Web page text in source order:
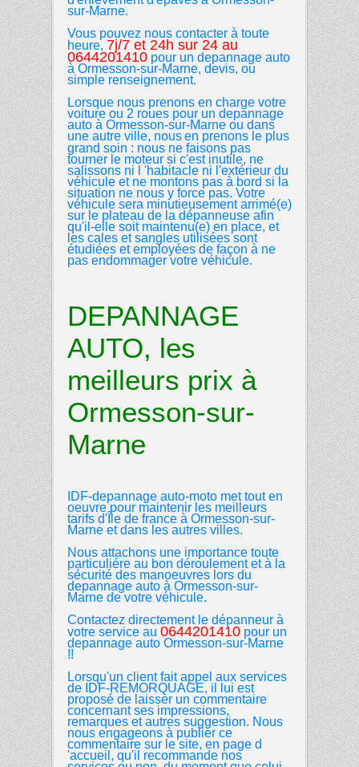
sur-Marne.
Vous pouvez nous contacter à toute
heure, 7j/7 et 24h sur 24 au
0644201410 pour un depannage auto
à Ormesson-sur-Marne, devis, ou
simple renseignement.
Lorsque nous prenons en charge votre
voiture ou 2 roues pour un depannage
auto à Ormesson-sur-Marne ou dans
une autre ville, nousen prenons le plus
grand soin : nous ne faisons pas
tourner le moteur si c'est inutile, ne
salissons ni l 'habitacle ni l'extérieur du
véhicule et ne montons pas à bord si la
situation ne nous y force pas. Votre
véhicule sera minutieusement arrimé(e)
sur le plateau de la dépanneuse afin
qu'il-elle soit maintenu(e) en place, et
les cales et sangles utilisées sont
étudiées et employées de façon à ne
pas endommager votre véhicule.
DEPANNAGE
AUTO, les
meilleurs prix à
Ormesson-sur-
Marne
IDF-depannage auto-moto met tout en
oeuvre pour maintenir les meilleurs
tarifs d'Île de france à Ormesson-sur-
Marne et dans les autres villes.
Nous attachons une importance toute
particuliére au bon déroulement et à la
sécurité des manoeuvres lors du
depannage auto à Ormesson-sur-
Marne de votre véhicule.
Contactez directement le dépanneur à
votre service au 0644201410 pour un
depannage auto Ormesson-sur-Marne
!!
Lorsqu'un client fait appel aux services
de IDF-REMORQUAGE, il lui est
proposé de laisser un commentaire
concernant ses impressions,
remarques et autres suggestion. Nous
nous engageons à publier ce
commentaire sur le site, en page d
'accueil, qu'il recommande nos